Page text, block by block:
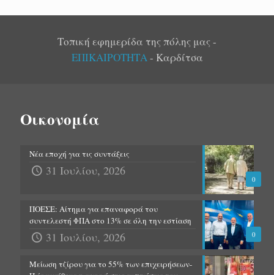
Τοπική εφημερίδα της πόλης μας -
ΕΠΙΚΑΙΡΟΤΗΤΑ- Καρδίτσα
Οικονομία
0
Νέα εποχή για τις συντάξεις
31 Ιουλίου, 2026
0
ΠΟΕΣΕ: Αίτημα για επαναφορά του
συντελεστή ΦΠΑ στο 13% σε όλη την εστίαση
31 Ιουλίου, 2026
Μείωση τζίρου για το 55% των επιχειρήσεων-